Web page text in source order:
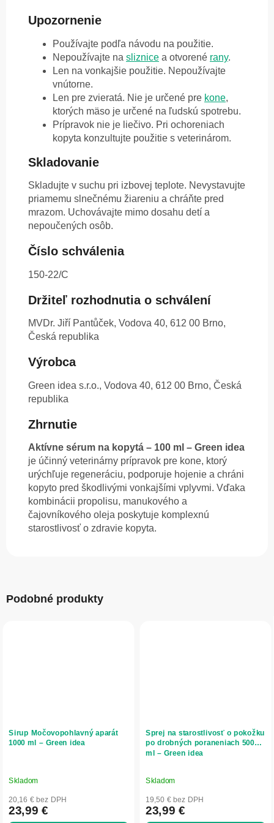
Upozornenie
Používajte podľa návodu na použitie.
Nepoužívajte na sliznice a otvorené rany.
Len na vonkajšie použitie. Nepoužívajte
vnútorne.
Len pre zvieratá. Nie je určené pre kone,
ktorých mäso je určené na ľudskú spotrebu.
Prípravok nie je liečivo. Pri ochoreniach
kopyta konzultujte použitie s veterinárom.
Skladovanie
Skladujte v suchu pri izbovej teplote. Nevystavujte
priamemu slnečnému žiareniu a chráňte pred
mrazom. Uchovávajte mimo dosahu detí a
nepoučených osôb.
Číslo schválenia
150-22/C
Držiteľ rozhodnutia o schválení
MVDr. Jiří Pantůček, Vodova 40, 612 00 Brno,
Česká republika
Výrobca
Green idea s.r.o., Vodova 40, 612 00 Brno, Česká
republika
Zhrnutie
Aktívne sérum na kopytá – 100 ml – Green idea
je účinný veterinárny prípravok pre kone, ktorý
urýchľuje regeneráciu, podporuje hojenie a chráni
kopyto pred škodlivými vonkajšími vplyvmi. Vďaka
kombinácii propolisu, manukového a
čajovníkového oleja poskytuje komplexnú
starostlivosť o zdravie kopyta.
Podobné produkty
Sirup Močovopohlavný aparát
1000 ml – Green idea
Skladom
20,16 € bez DPH
23,99 €
Sprej na starostlivosť o pokožku
po drobných poraneniach 500
ml – Green idea
Skladom
19,50 € bez DPH
23,99 €